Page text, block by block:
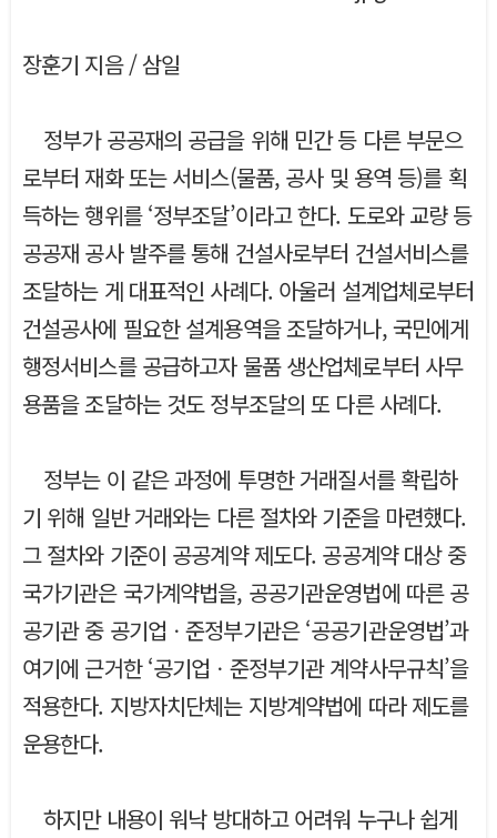
장훈기 지음 / 삼일
정부가 공공재의 공급을 위해 민간 등 다른 부문으
로부터 재화 또는 서비스(물품, 공사 및 용역 등)를 획
득하는 행위를 ‘정부조달’이라고 한다. 도로와 교량 등
공공재 공사 발주를 통해 건설사로부터 건설서비스를
조달하는 게 대표적인 사례다. 아울러 설계업체로부터
건설공사에 필요한 설계용역을 조달하거나, 국민에게
행정서비스를 공급하고자 물품 생산업체로부터 사무
용품을 조달하는 것도 정부조달의 또 다른 사례다.
정부는 이 같은 과정에 투명한 거래질서를 확립하
기 위해 일반 거래와는 다른 절차와 기준을 마련했다.
그 절차와 기준이 공공계약 제도다. 공공계약 대상 중
국가기관은 국가계약법을, 공공기관운영법에 따른 공
공기관 중 공기업ㆍ준정부기관은 ‘공공기관운영법’과
여기에 근거한 ‘공기업ㆍ준정부기관 계약사무규칙’을
적용한다. 지방자치단체는 지방계약법에 따라 제도를
운용한다.
하지만 내용이 워낙 방대하고 어려워 누구나 쉽게